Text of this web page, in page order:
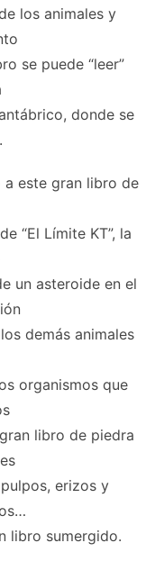
los animales y
se puede “leer”
donde se
a este gran libro de
“El Límite KT”, la
un asteroide en el
demás animales
organismos que
libro de piedra
erizos y
libro sumergido.